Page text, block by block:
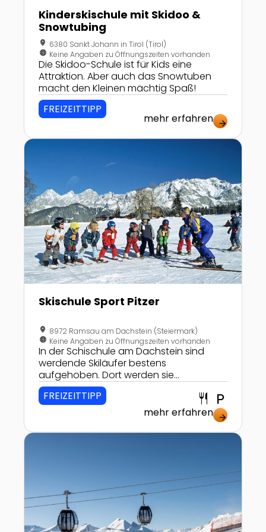
Kinderskischule mit Skidoo &
Snowtubing
location_on 6380 Sankt Johann in Tirol (Tirol)
nest_clock_farsight_analog Keine Angaben zu Öffnungszeiten vorhanden
Die Skidoo-Schule ist für Kids eine
Attraktion. Aber auch das Snowtuben
macht den Kleinen mächtig Spaß!
FREIZEITTIPP
mehr erfahren arrow_forward
Zur Detailseite von Skischule Sport Pitzer
Skischule Sport Pitzer
location_on 8972 Ramsau am Dachstein (Steiermark)
nest_clock_farsight_analog Keine Angaben zu Öffnungszeiten vorhanden
In der Schischule am Dachstein sind
werdende Skiläufer bestens
aufgehoben. Dort werden sie
professionell betreut und erlernen dabei
die "Faszination Schilauf".
FREIZEITTIPP restaurant local_parking
mehr erfahren arrow_forward
Zur Detailseite von Großarltal – Ski amadé